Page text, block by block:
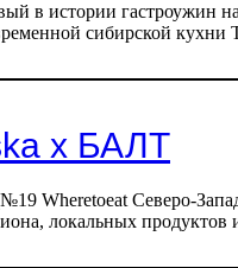
в истории гастроужин
сибирской кухни
х БАЛТ
Wheretoeat Северо-
локальных продуктов